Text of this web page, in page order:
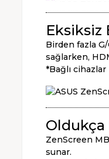
Eksiksiz
Birden fazla
sağlarken,
*Bağlı
Oldukça
ZenScreen
sunar.